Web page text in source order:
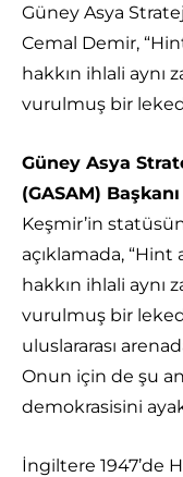
Güney Asya
Cemal Demir,
hakkın ihlali aynı
vurulmuş bir
Güney Asya
(GASAM)
Keşmir’in
açıklamada, “Hint
hakkın ihlali aynı
vurulmuş bir
uluslararası
Onun için de şu
demokrasisini
İngiltere 1947’de